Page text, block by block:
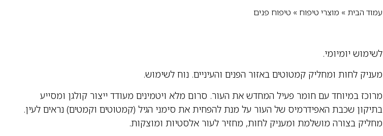
עמוד הבית » מוצרי טיפוח » טיפוח פנים
לשימוש יומיומי.
מעניק לחות ומחליק קמטוטים באזור הפנים והעיניים. נוח לשימוש.
מרוכז במיוחד עם חומר פעיל המחדש את העור. סרום מלא ויטמינים מעודד ייצור קולגן ומסייע
בתיקון שכבת האפידרמיס של העור על מנת להפחית את סימני הגיל (קמטוטים וקמטים) נראים לעין.
מחליק בצורה מושלמת ומעניק לחות, מחזיר לעור אלסטיות ומוצקות.